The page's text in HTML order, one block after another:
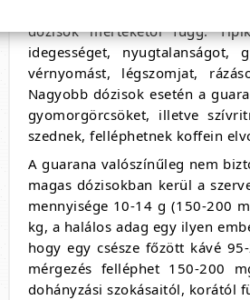
A 250-300 mg-nál nagyobb
dózisok mértékétől függ.
idegességet,
vérnyomást, légszomjat,
Nagyobb dózisok esetén a
gyomorgörcsöket, illetve
szednek, felléphetnek koffein
A guarana valószínűleg nem
magas dózisokban kerül a
mennyisége 10-14 g (150-200
kg, a halálos adag egy ilyen
hogy egy csésze főzött kávé
mérgezés felléphet 150-200
dohányzási szokásaitól, korától